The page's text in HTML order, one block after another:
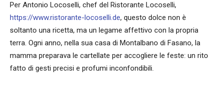
Per Antonio Locoselli, chef del Ristorante Locoselli,
https://www.ristorante-locoselli.de, questo dolce non è
soltanto una ricetta, ma un legame affettivo con la propria
terra. Ogni anno, nella sua casa di Montalbano di Fasano, la
mamma preparava le cartellate per accogliere le feste: un rito
fatto di gesti precisi e profumi inconfondibili.